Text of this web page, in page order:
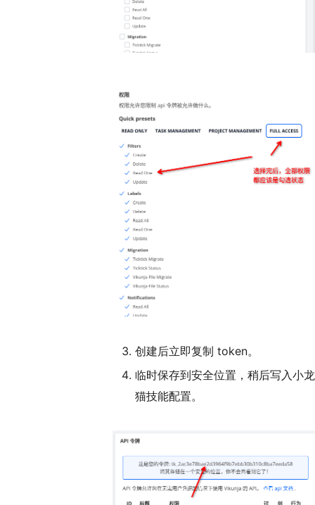
创建后立即复制 token。
临时保存到安全位置，稍后写入小龙
猫技能配置。